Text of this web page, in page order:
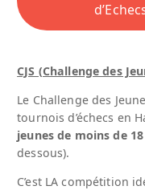
CJS (Challenge des
Le Challenge des
tournois d’échecs en
jeunes de moins de
dessous).
C’est LA compétition